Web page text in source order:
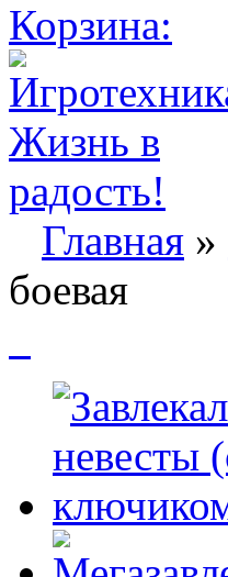
Корзина:
Главная »
боевая